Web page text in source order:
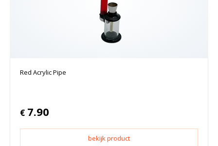
Red Acrylic Pipe
€ 7.90
bekijk product